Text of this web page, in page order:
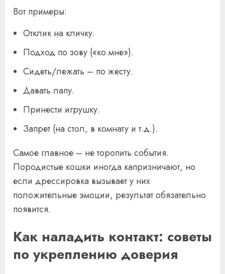
Вот примеры:
Отклик на кличку.
Подход по зову («ко мне»).
Сидеть/лежать – по жесту.
Давать лапу.
Принести игрушку.
Запрет (на стол, в комнату и т.д.).
Самое главное – не торопить события.
Породистые кошки иногда капризничают, но
если дрессировка вызывает у них
положительные эмоции, результат обязательно
появится.
Как наладить контакт: советы
по укреплению доверия